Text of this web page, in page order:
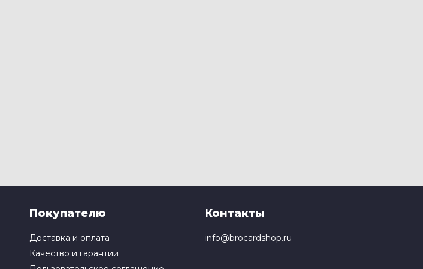
Покупателю
Доставка и оплата
Качество и гарантии
Контакты
info@brocardshop.ru